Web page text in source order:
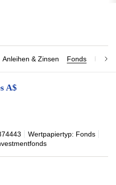
Anleihen & Zinsen Fonds
A$
Wertpapiertyp: Fonds